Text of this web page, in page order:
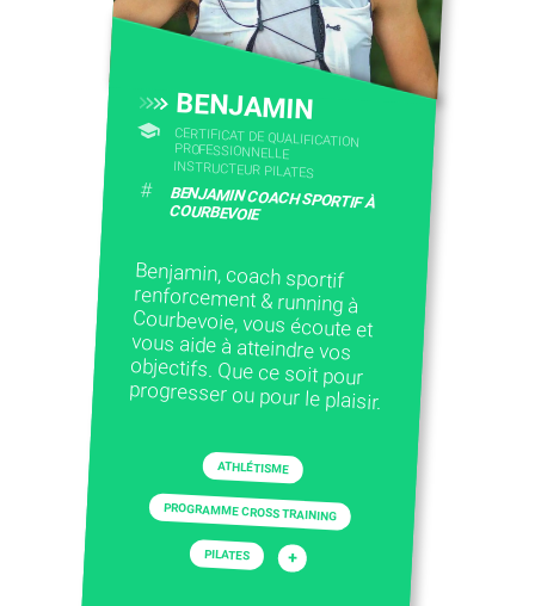
BENJAMIN
CERTIFICAT DE QUALIFICATION
PROFESSIONNELLE
INSTRUCTEUR PILATES
# BENJAMIN COACH SPORTIF À
COURBEVOIE
Benjamin, coach sportif
renforcement & running à
Courbevoie, vous écoute et
vous aide à atteindre vos
objectifs. Que ce soit pour
progresser ou pour le plaisir.
ATHLÉTISME
PROGRAMME CROSS TRAINING
PILATES +